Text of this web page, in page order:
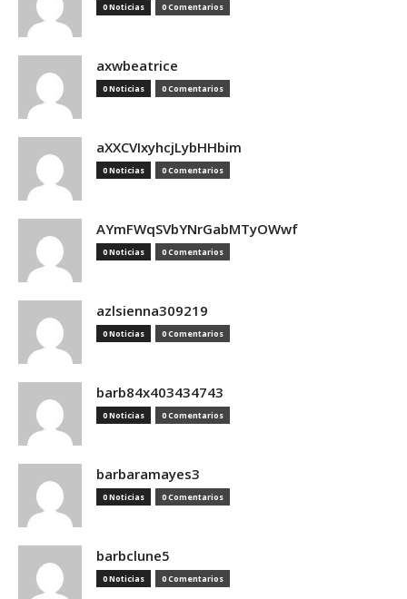
0 Noticias 0 Comentarios
axwbeatrice
0 Noticias 0 Comentarios
aXXCVIxyhcjLybHHbim
0 Noticias 0 Comentarios
AYmFWqSVbYNrGabMTyOWwf
0 Noticias 0 Comentarios
azlsienna309219
0 Noticias 0 Comentarios
barb84x403434743
0 Noticias 0 Comentarios
barbaramayes3
0 Noticias 0 Comentarios
barbclune5
0 Noticias 0 Comentarios